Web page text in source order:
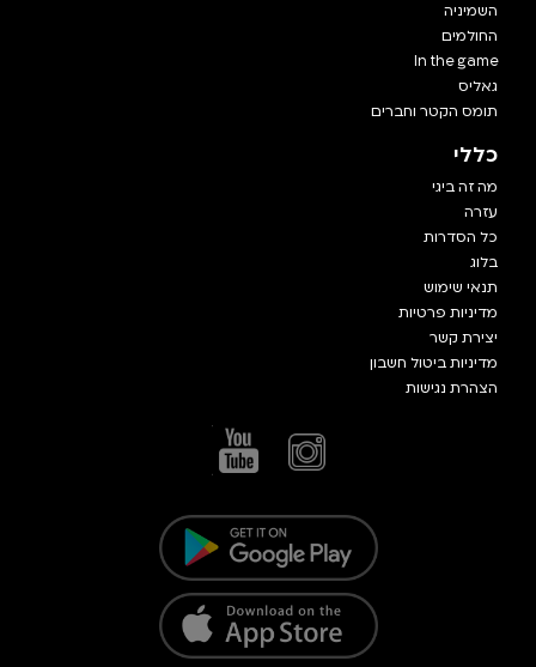
השמיניה
החולמים
In the game
גאליס
תומס הקטר וחברים
כללי
מה זה ביגי
עזרה
כל הסדרות
בלוג
תנאי שימוש
מדיניות פרטיות
יצירת קשר
מדיניות ביטול חשבון
הצהרת נגישות